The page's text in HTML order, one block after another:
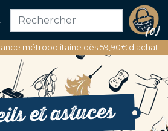
(0)
métropolitaine dès 59,90€ d'achat
et astuces